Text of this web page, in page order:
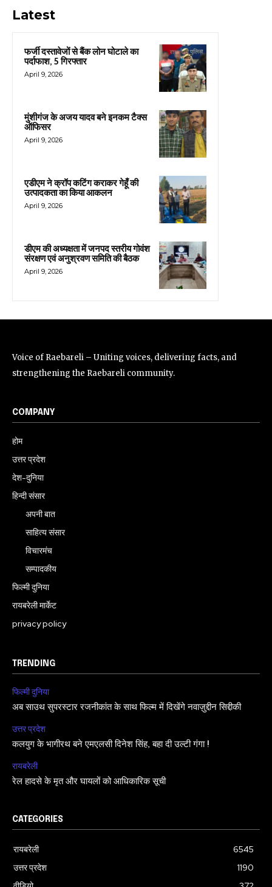
Latest
फर्जी दस्तावेजों से बैंक लोन घोटाले का
पर्दाफाश, 5 गिरफ्तार
April 9, 2026
मुंशीगंज के अजय यादव बने इनकम टैक्स
ऑफिसर
April 9, 2026
एडीएम ने क्रॉप कटिंग कराकर गेहूँ की
उत्पादकता का किया आकलन
April 9, 2026
डीएम की अध्यक्षता में जनपद स्तरीय गोवंश
संरक्षण एवं अनुश्रवण समिति की बैठक
April 9, 2026
Voice of Raebareli – Uniting voices, delivering facts, and
strengthening the Raebareli community.
COMPANY
होम
उत्तर प्रदेश
देश-दुनिया
हिन्दी संसार
अपनी बात
साहित्य संसार
विचारमंच
सम्पादकीय
फिल्मी दुनिया
रायबरेली मार्केट
privacy policy
TRENDING
फिल्मी दुनिया
अब साउथ सुपरस्टार रजनीकांत के साथ फिल्म में दिखेंगे नवाज़ुद्दीन सिद्दीकी
उत्तर प्रदेश
कलयुग के भागीरथ बने एमएलसी दिनेश सिंह, बहा दी उल्टी गंगा !
रायबरेली
रेल हादसे के मृत और घायलों को आधिकारिक सूची
CATEGORIES
रायबरेली
6545
उत्तर प्रदेश
1190